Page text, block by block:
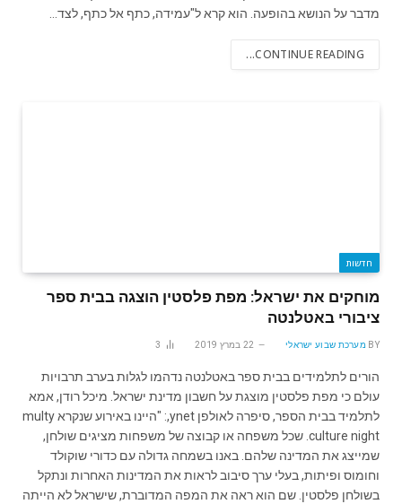
מדבר על הנושא בהופעה. הוא קרא ל"עמידה, כתף אל כתף, לצד…
CONTINUE READING...
חדשות
מוחקים את ישראל: מפת פלסטין הוצגה בבית ספר
ציבורי באטלנטה
BY מערכת שבוע ישראלי 22 במרץ 2019 3
הורים לתלמידים בבית ספר באטלנטה נדהמו לגלות בערב תרבויות
עולם כי מפת פלסטין מוצגת על חשבון מדינת ישראל. מיכל רודן, אמא
לתלמיד בבית הספר, סיפרה לאולפן ynet,: "היינו באירוע שנקרא multy
culture night. שכל משפחה או קבוצה של משפחות מציגים שולחן,
שמייצג את המדינה שלהם. באנו בשמחה גדולה עם כדורי שוקולד
וחומוס ופיתות, בעלי ערך סיבוב לראות את המדינות האחרות ונתקל
בשולחן פלסטין. שם הוא ראה את המפה המדוברת, שישראל לא הייתה